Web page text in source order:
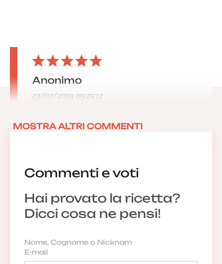
Commenti e voti
Hai provato la ricetta?
Dicci cosa ne pensi!
Anonimo
23/07/2019 09:25:12
MOSTRA ALTRI COMMENTI